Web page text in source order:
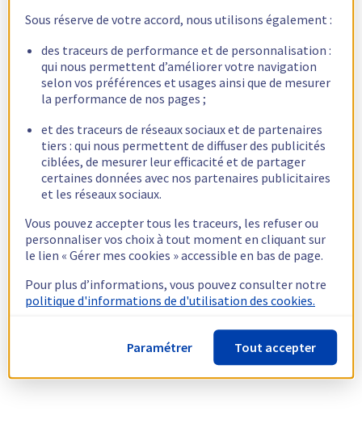
Sous réserve de votre accord, nous utilisons également :
des traceurs de performance et de personnalisation :
qui nous permettent d’améliorer votre navigation
selon vos préférences et usages ainsi que de mesurer
la performance de nos pages ;
et des traceurs de réseaux sociaux et de partenaires
tiers : qui nous permettent de diffuser des publicités
ciblées, de mesurer leur efficacité et de partager
certaines données avec nos partenaires publicitaires
et les réseaux sociaux.
Vous pouvez accepter tous les traceurs, les refuser ou
personnaliser vos choix à tout moment en cliquant sur
le lien « Gérer mes cookies » accessible en bas de page.
Pour plus d’informations, vous pouvez consulter notre
politique d'informations de d'utilisation des cookies.
Paramétrer Tout accepter